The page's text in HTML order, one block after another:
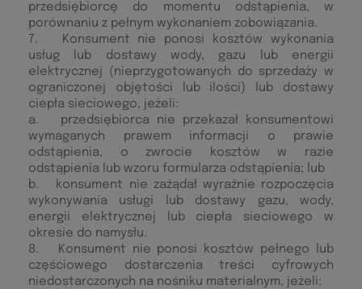
przedsiębiorcę do momentu odstąpienia, w
porównaniu z pełnym wykonaniem zobowiązania.
7. Konsument nie ponosi kosztów wykonania
usług lub dostawy wody, gazu lub energii
elektrycznej (nieprzygotowanych do sprzedaży w
ograniczonej objętości lub ilości) lub dostawy
ciepła sieciowego, jeżeli:
a. przedsiębiorca nie przekazał konsumentowi
wymaganych prawem informacji o prawie
odstąpienia, o zwrocie kosztów w razie
odstąpienia lub wzoru formularza odstąpienia; lub
b. konsument nie zażądał wyraźnie rozpoczęcia
wykonywania usługi lub dostawy gazu, wody,
energii elektrycznej lub ciepła sieciowego w
okresie do namysłu.
8. Konsument nie ponosi kosztów pełnego lub
częściowego dostarczenia treści cyfrowych
niedostarczonych na nośniku materialnym, jeżeli: